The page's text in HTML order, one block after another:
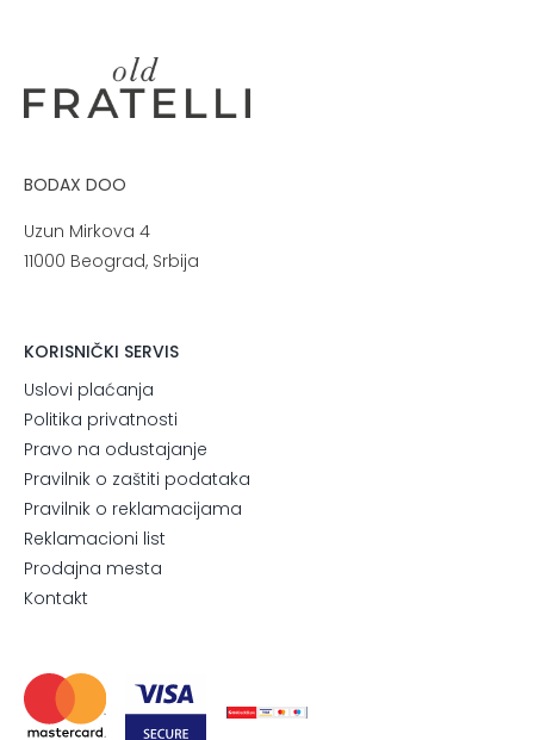
BODAX DOO
Uzun Mirkova 4
11000 Beograd, Srbija
KORISNIČKI SERVIS
Uslovi plaćanja
Politika privatnosti
Pravo na odustajanje
Pravilnik o zaštiti podataka
Pravilnik o reklamacijama
Reklamacioni list
Prodajna mesta
Kontakt